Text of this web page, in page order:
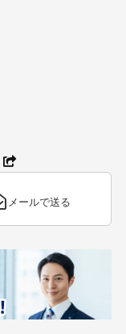
メールで送る